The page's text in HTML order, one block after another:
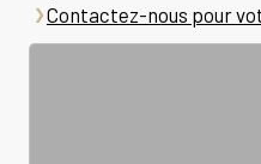
Contactez-nous pour